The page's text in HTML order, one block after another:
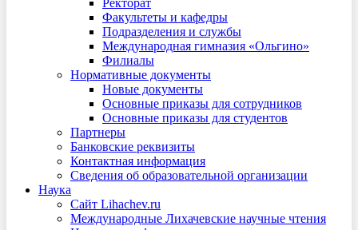
Ректорат
Факультеты и кафедры
Подразделения и службы
Международная гимназия «Ольгино»
Филиалы
Нормативные документы
Новые документы
Основные приказы для сотрудников
Основные приказы для студентов
Партнеры
Банковские реквизиты
Контактная информация
Сведения об образовательной организации
Наука
Сайт Lihachev.ru
Международные Лихачевские научные чтения